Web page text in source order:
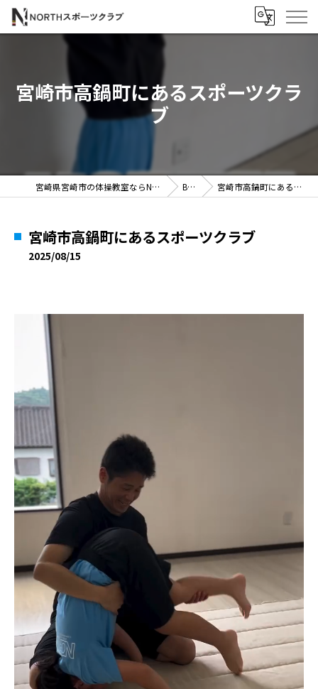
宮崎市高鍋町にあるスポーツクラ
ブ
宮崎県宮崎市の体操教室ならNORTHスポーツクラブ BLOG 宮崎市高鍋町にあるスポーツクラブ
宮崎市高鍋町にあるスポーツクラブ
2025/08/15